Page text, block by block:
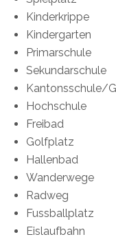
Kinderkrippe
Kindergarten
Primarschule
Sekundarschule
Kantonsschule/
Hochschule
Freibad
Golfplatz
Hallenbad
Wanderwege
Radweg
Fussballplatz
Eislaufbahn